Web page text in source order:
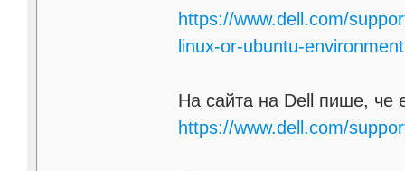
https://www.dell.com/
linux-or-ubuntu-environment
На сайта на Dell пише, че
https://www.dell.com/